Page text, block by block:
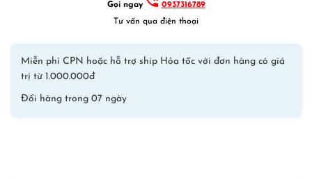
Gọi ngay
0937316789
Tư vấn qua điện thoại
Miễn phí CPN hoặc hỗ trợ ship Hỏa tốc với đơn hàng có giá
trị từ 1.000.000đ
Đổi hàng trong 07 ngày